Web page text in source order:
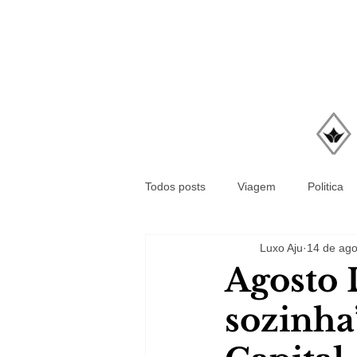
Todos posts Viagem Politica
Agosto
Luxo Aju 14 de